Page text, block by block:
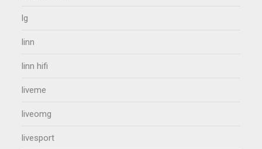
lg
linn
linn hifi
liveme
liveomg
livesport